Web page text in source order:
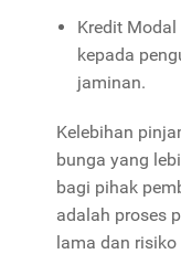
Kredit
kepada
jaminan.
Kelebihan
bunga yang
bagi pihak
adalah proses
lama dan